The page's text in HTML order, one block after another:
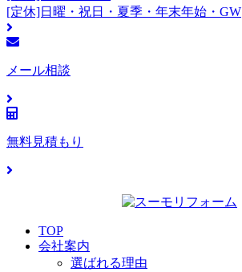
[定休]日曜・祝日・夏季・年末年始・GW
メール相談
無料見積もり
TOP
会社案内
選ばれる理由